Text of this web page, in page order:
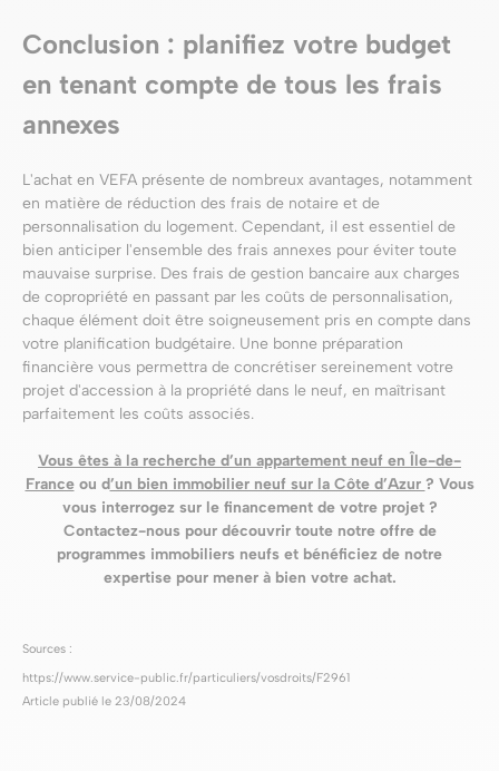
Conclusion : planifiez votre budget
en tenant compte de tous les frais
annexes
L'achat en VEFA présente de nombreux avantages, notamment
en matière de réduction des frais de notaire et de
personnalisation du logement. Cependant, il est essentiel de
bien anticiper l'ensemble des frais annexes pour éviter toute
mauvaise surprise. Des frais de gestion bancaire aux charges
de copropriété en passant par les coûts de personnalisation,
chaque élément doit être soigneusement pris en compte dans
votre planification budgétaire. Une bonne préparation
financière vous permettra de concrétiser sereinement votre
projet d'accession à la propriété dans le neuf, en maîtrisant
parfaitement les coûts associés.
Vous êtes à la recherche d’un appartement neuf en Île-de-
Franceou d’un bien immobilier neuf sur la Côte d’Azur ? Vous
vous interrogez sur le financement de votre projet ?
Contactez-nous pour découvrir toute notre offre de
programmes immobiliers neufs et bénéficiez de notre
expertise pour mener à bien votre achat.
Sources :
https://www.service-public.fr/particuliers/vosdroits/F2961
Article publié le 23/08/2024